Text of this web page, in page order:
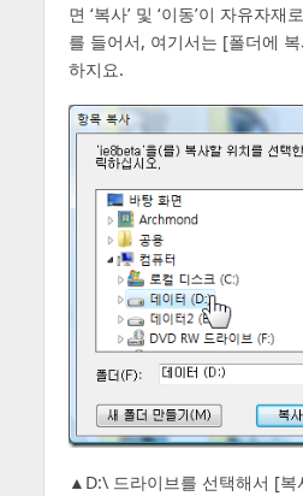
면 ‘복사’ 및 ‘이동’이 자유자
를 들어서, 여기서는 [폴더에
하지요.
▲D:\ 드라이브를 선택해서 [복